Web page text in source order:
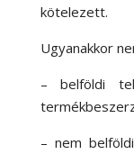
kötelezett.
Ugyanakkor
– belföldi
– nem